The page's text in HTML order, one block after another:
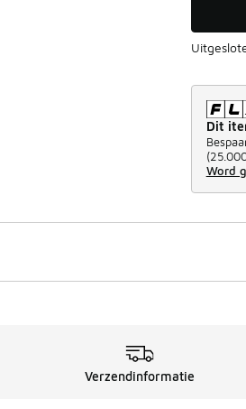
Dit
(
Word
Verzendinformatie